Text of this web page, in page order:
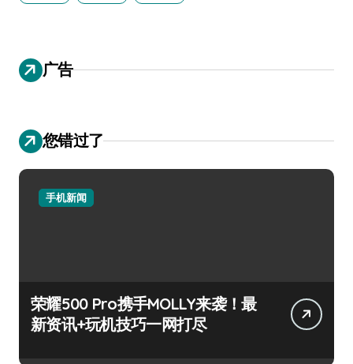
广告
您错过了
手机新闻
荣耀500 Pro携手MOLLY来袭！最
新资讯+玩机技巧一网打尽